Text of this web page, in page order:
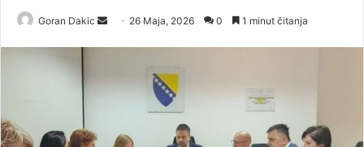
Goran Dakic 26 Maja, 2026 0 1 minut čitanja